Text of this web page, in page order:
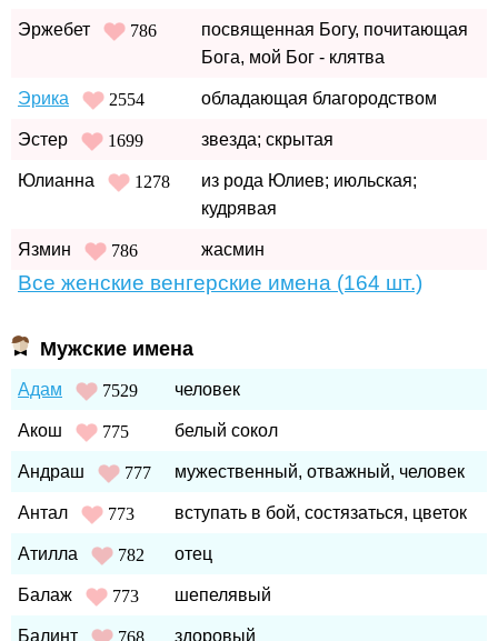
Эржебет 786
посвященная Богу, почитающая
Бога, мой Бог - клятва
Эрика 2554 обладающая благородством
Эстер 1699 звезда; скрытая
Юлианна 1278
из рода Юлиев; июльская;
кудрявая
Язмин 786 жасмин
Все женские венгерские имена (164 шт.)
Мужские имена
Адам 7529 человек
Акош 775 белый сокол
Андраш 777 мужественный, отважный, человек
Антал 773 вступать в бой, состязаться, цветок
Атилла 782 отец
Балаж 773 шепелявый
Балинт 768 здоровый